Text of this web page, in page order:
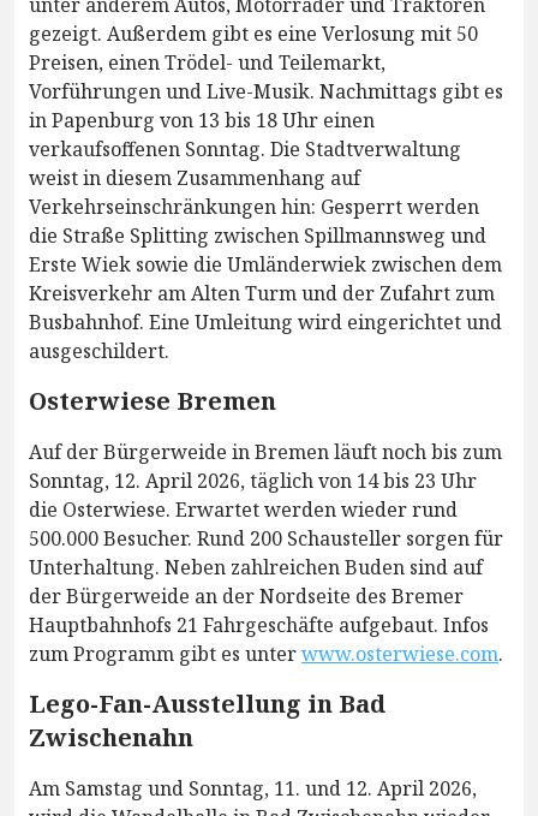
gezeigt. Außerdem gibt es eine Verlosung mit 50
Preisen, einen Trödel- und Teilemarkt,
Vorführungen und Live-Musik. Nachmittags gibt es
in Papenburg von 13 bis 18 Uhr einen
verkaufsoffenen Sonntag. Die Stadtverwaltung
weist in diesem Zusammenhang auf
Verkehrseinschränkungen hin: Gesperrt werden
die Straße Splitting zwischen Spillmannsweg und
Erste Wiek sowie die Umländerwiek zwischen dem
Kreisverkehr am Alten Turm und der Zufahrt zum
Busbahnhof. Eine Umleitung wird eingerichtet und
ausgeschildert.
Osterwiese Bremen
Auf der Bürgerweide in Bremen läuft noch bis zum
Sonntag, 12. April 2026, täglich von 14 bis 23 Uhr
die Osterwiese. Erwartet werden wieder rund
500.000 Besucher. Rund 200 Schausteller sorgen für
Unterhaltung. Neben zahlreichen Buden sind auf
der Bürgerweide an der Nordseite des Bremer
Hauptbahnhofs 21 Fahrgeschäfte aufgebaut. Infos
zum Programm gibt es unterwww.osterwiese.com.
Lego-Fan-Ausstellung in Bad
Zwischenahn
Am Samstag und Sonntag, 11. und 12. April 2026,